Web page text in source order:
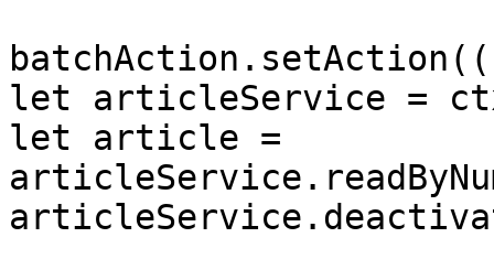
let articleService =
let article =